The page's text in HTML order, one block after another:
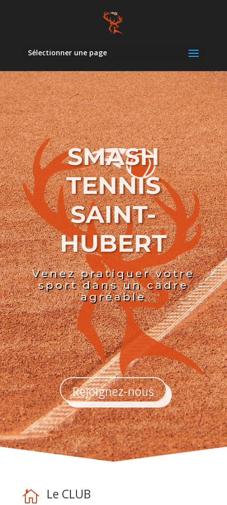
Sélectionner une page
SMASH
TENNIS
SAINT-
HUBERT
Venez pratiquer votre
sport dans un cadre
agréable
Rejoignez-nous
 Le CLUB